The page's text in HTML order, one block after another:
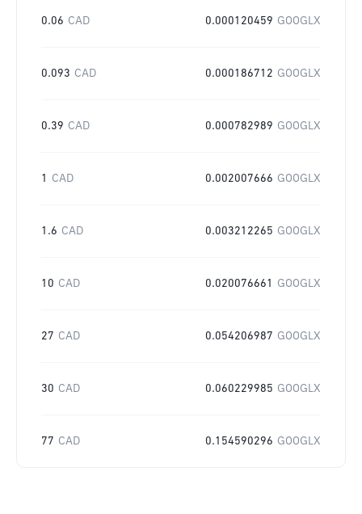
0.06 CAD 0.000120459 GOOGLX
0.093 CAD 0.000186712 GOOGLX
0.39 CAD 0.000782989 GOOGLX
1 CAD 0.002007666 GOOGLX
1.6 CAD 0.003212265 GOOGLX
10 CAD 0.020076661 GOOGLX
27 CAD 0.054206987 GOOGLX
30 CAD 0.060229985 GOOGLX
77 CAD 0.154590296 GOOGLX